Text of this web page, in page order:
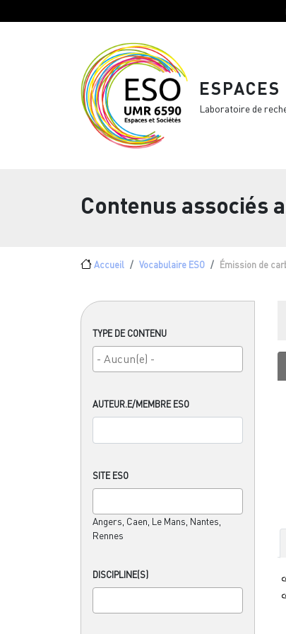
Laboratoire de
Contenus associés
Fil d'Ariane
Accueil Vocabulaire ESO Émission de
TYPE DE CONTENU
AUTEUR.E/MEMBRE ESO
SITE ESO
Angers, Caen, Le Mans, Nantes,
Rennes
DISCIPLINE(S)